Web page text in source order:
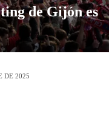
de Gijón es
DE 2025